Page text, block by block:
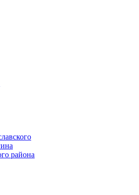
района